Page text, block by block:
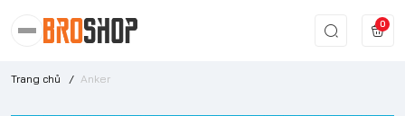
0
Trang chủ / Anker